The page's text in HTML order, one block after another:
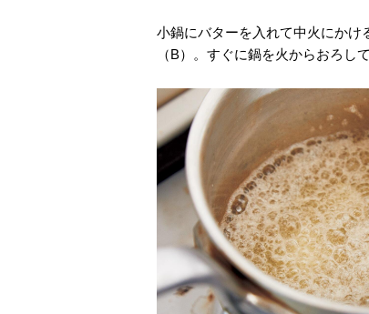
小鍋にバターを入れて中火にかけ
（B）。すぐに鍋を火からおろし